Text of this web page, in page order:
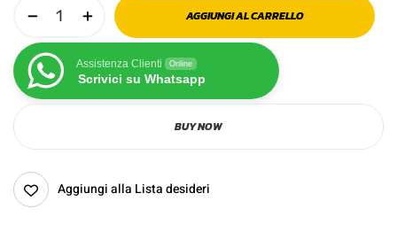
AGGIUNGI AL CARRELLO
Assistenza Clienti Online
Scrivici su Whatsapp
BUY NOW
Aggiungi alla Lista desideri